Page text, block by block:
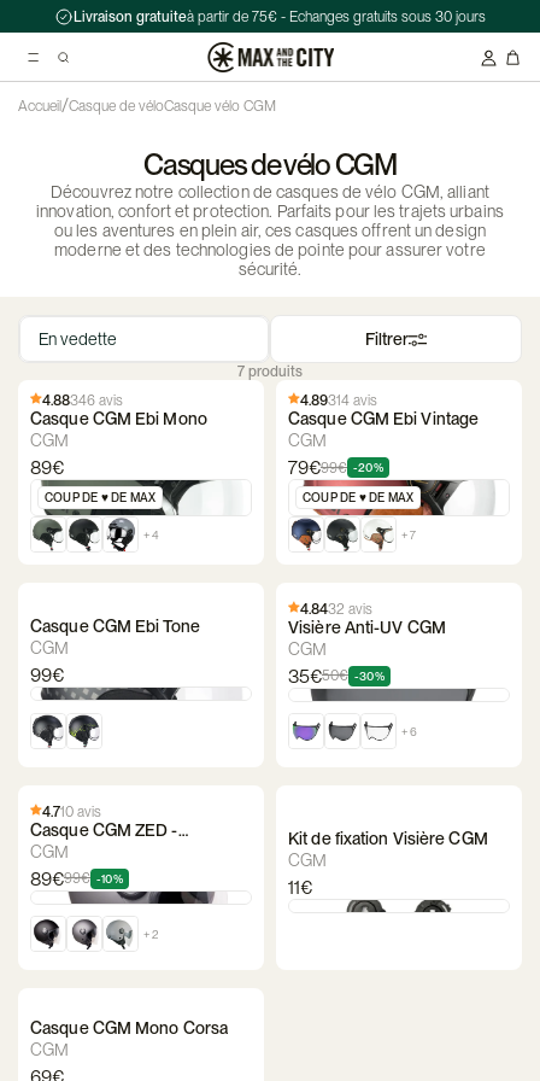
Livraison gratuiteà partir de 75€ - Echanges gratuits sous 30 jours
Recherche suggérées
Antivol chaîne Kryptonite Evolution Series 4 1090 - 90 cm
Casque Abus HUD-Y ACE
Accueil/Casque de véloCasque vélo CGM
Casques de vélo CGM
Découvrez notre collection de casques de vélo CGM, alliant
innovation, confort et protection. Parfaits pour les trajets urbains
ou les aventures en plein air, ces casques offrent un design
moderne et des technologies de pointe pour assurer votre
sécurité.
7 produits
Filtrer
4.88346 avis
Casque CGM Ebi Mono
CGM
89€
COUP DE ♥️ DE MAX
+ 4
4.89314 avis
Casque CGM Ebi Vintage
CGM
79€99€ -20%
COUP DE ♥️ DE MAX
+ 7
Casque CGM Ebi Tone
CGM
99€
4.8432 avis
Visière Anti-UV CGM
CGM
35€50€ -30%
+ 6
4.710 avis
Casque CGM ZED -
SpeedBike
CGM
89€99€ -10%
+ 2
Kit de fixation Visière CGM
CGM
11€
Casque CGM Mono Corsa
CGM